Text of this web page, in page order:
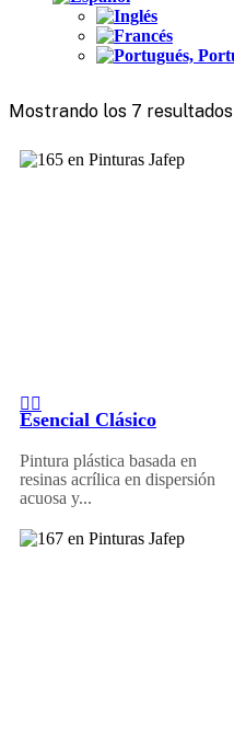
Mostrando los 7 resultados
Esencial Clásico
Pintura plástica basada en
resinas acrílica en dispersión
acuosa y...